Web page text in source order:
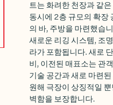
트는 화려한 천장과 같
동시에 2층 규모의 확장
의 바, 주방을 마련했습
새로운 리깅 시스템, 조
라가 포함됩니다. 새로
비, 이전된 매표소는 관
기술 공간과 새로 마련
원해 극장이 상징적일
벽함을 보장합니다.